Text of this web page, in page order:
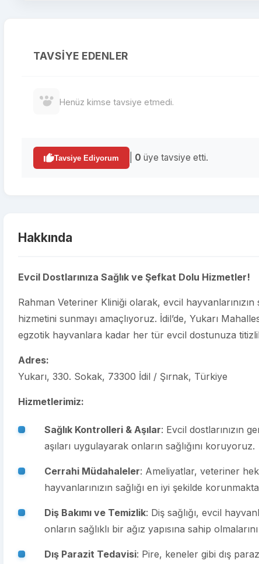
TAVSIYE EDENLER
Henüz kimse tavsiye etmedi.
Tavsiye Ediyorum 0 üye tavsiye etti.
Hakkında
Evcil Dostlarınıza Sağlık ve Şefkat Dolu Hizmetler!
Rahman Veteriner Kliniği olarak, evcil
hizmetini sunmayı amaçlıyoruz. İdil’de, Yukarı
egzotik hayvanlara kadar her tür evcil dostunuza
Adres:
Yukarı, 330. Sokak, 73300 İdil / Şırnak, Türkiye
Hizmetlerimiz:
Sağlık Kontrolleri & Aşılar: Evcil dostlarınızın
aşıları uygulayarak onların sağlığını koruyoruz.
Cerrahi Müdahaleler: Ameliyatlar, veteriner
hayvanlarınızın sağlığı en iyi şekilde
Diş Bakımı ve Temizlik: Diş sağlığı, evcil
onların sağlıklı bir ağız yapısına sahip
Dış Parazit Tedavisi: Pire, keneler gibi dış